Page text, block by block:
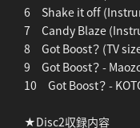
6 Shake it off
7 Candy Blaze
8 Got Boost？ (TV
9 Got Boost？ -
10 Got Boost？ -
★Disc2収録内容